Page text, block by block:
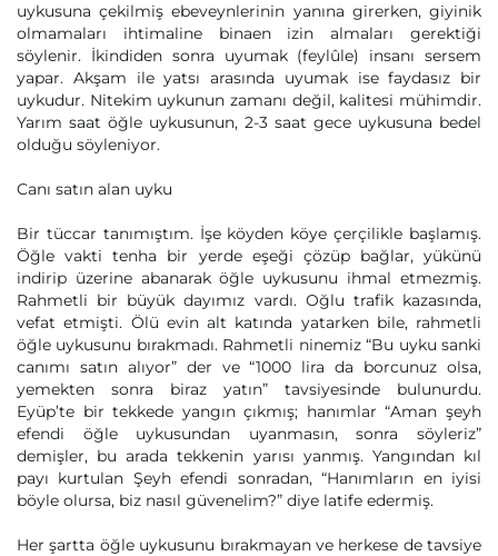
uykusuna çekilmiş ebeveynlerinin yanına girerken, giyinik
olmamaları ihtimaline binaen izin almaları gerektiği
söylenir. İkindiden sonra uyumak (feylûle) insanı sersem
yapar. Akşam ile yatsı arasında uyumak ise faydasız bir
uykudur. Nitekim uykunun zamanı değil, kalitesi mühimdir.
Yarım saat öğle uykusunun, 2-3 saat gece uykusuna bedel
olduğu söyleniyor.
Canı satın alan uyku
Bir tüccar tanımıştım. İşe köyden köye çerçilikle başlamış.
Öğle vakti tenha bir yerde eşeği çözüp bağlar, yükünü
indirip üzerine abanarak öğle uykusunu ihmal etmezmiş.
Rahmetli bir büyük dayımız vardı. Oğlu trafik kazasında,
vefat etmişti. Ölü evin alt katında yatarken bile, rahmetli
öğle uykusunu bırakmadı. Rahmetli ninemiz “Bu uyku sanki
canımı satın alıyor” der ve “1000 lira da borcunuz olsa,
yemekten sonra biraz yatın” tavsiyesinde bulunurdu.
Eyüp’te bir tekkede yangın çıkmış; hanımlar “Aman şeyh
efendi öğle uykusundan uyanmasın, sonra söyleriz”
demişler, bu arada tekkenin yarısı yanmış. Yangından kıl
payı kurtulan Şeyh efendi sonradan, “Hanımların en iyisi
böyle olursa, biz nasıl güvenelim?” diye latife edermiş.
Her şartta öğle uykusunu bırakmayan ve herkese de tavsiye